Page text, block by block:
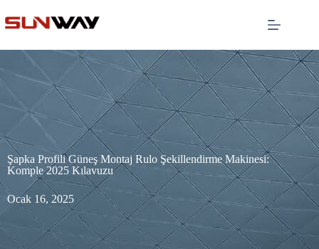
Şapka Profili Güneş Montaj Rulo Şekillendirme Makinesi:
Komple 2025 Kılavuzu
Ocak 16, 2025